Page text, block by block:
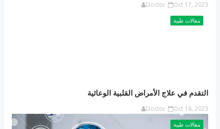
Doctor Oct 17, 2023
مقالات طبية
التقدم في علاج الأمراض القلبية الوعائية
Doctor Oct 16, 2023
مقالات طبية